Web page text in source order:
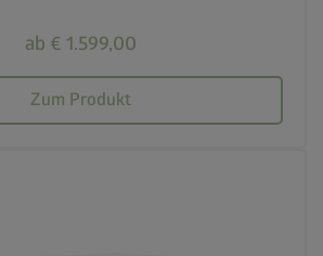
ab € 1.599,00
Zum Produkt